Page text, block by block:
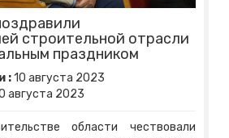
строительной отрасли
праздником
:10 августа 2023
августа 2023
области чествовали